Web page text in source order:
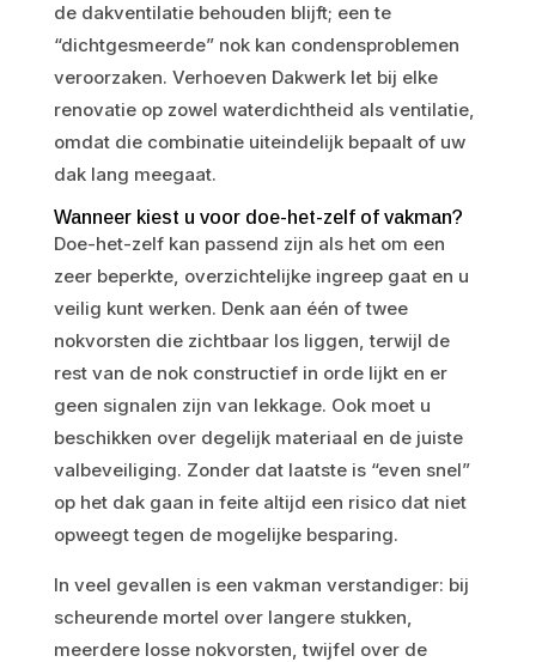
de dakventilatie behouden blijft; een te
“dichtgesmeerde” nok kan condensproblemen
veroorzaken. Verhoeven Dakwerk let bij elke
renovatie op zowel waterdichtheid als ventilatie,
omdat die combinatie uiteindelijk bepaalt of uw
dak lang meegaat.
Wanneer kiest u voor doe-het-zelf of vakman?
Doe-het-zelf kan passend zijn als het om een
zeer beperkte, overzichtelijke ingreep gaat en u
veilig kunt werken. Denk aan één of twee
nokvorsten die zichtbaar los liggen, terwijl de
rest van de nok constructief in orde lijkt en er
geen signalen zijn van lekkage. Ook moet u
beschikken over degelijk materiaal en de juiste
valbeveiliging. Zonder dat laatste is “even snel”
op het dak gaan in feite altijd een risico dat niet
opweegt tegen de mogelijke besparing.
In veel gevallen is een vakman verstandiger: bij
scheurende mortel over langere stukken,
meerdere losse nokvorsten, twijfel over de